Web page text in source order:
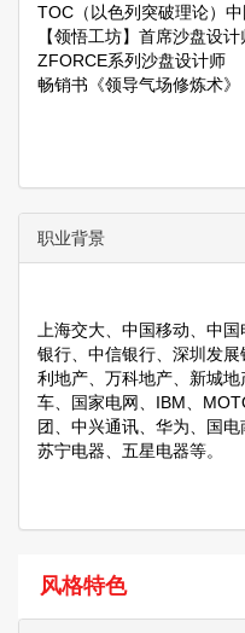
TOC（以色列突破理论）
【领悟工坊】首席沙盘设计
ZFORCE系列沙盘设计师
畅销书《领导气场修炼术》
职业背景
上海交大、中国移动、中
银行、中信银行、深圳发
利地产、万科地产、新城
车、国家电网、IBM、
团、中兴通讯、华为、国
苏宁电器、五星电器等。
风格特色